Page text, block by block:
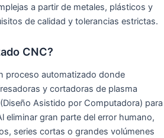
a partir de metales, plásticos y
de calidad y tolerancias estrictas.
CNC?
proceso automatizado donde
y cortadoras de plasma
Asistido por Computadora) para
eliminar gran parte del error humano,
series cortas o grandes volúmenes